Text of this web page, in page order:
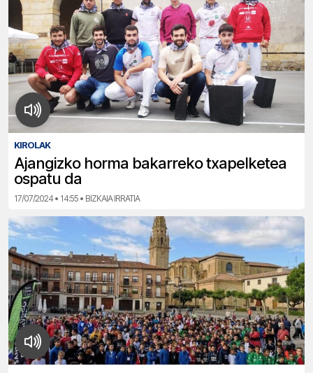
KIROLAK
Ajangizko horma bakarreko txapelketea
ospatu da
17/07/2024 • 14:55 • BIZKAIA IRRATIA